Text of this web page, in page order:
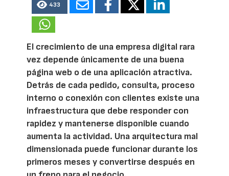
433
El crecimiento de una empresa digital rara
vez depende únicamente de una buena
página web o de una aplicación atractiva.
Detrás de cada pedido, consulta, proceso
interno o conexión con clientes existe una
infraestructura que debe responder con
rapidez y mantenerse disponible cuando
aumenta la actividad. Una arquitectura mal
dimensionada puede funcionar durante los
primeros meses y convertirse después en